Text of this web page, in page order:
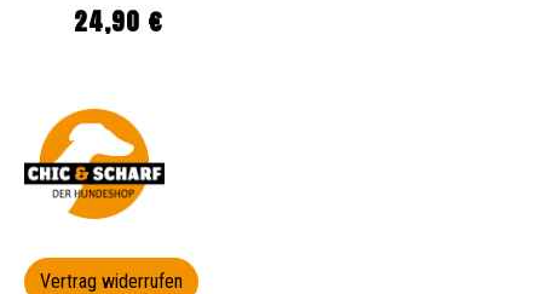
Regulärer Preis:
24,90 €
Vertrag widerrufen